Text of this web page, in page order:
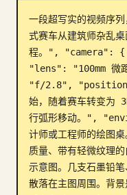
一段超写实的视频序
式赛车从建筑师杂乱
程。", "camera": {
"lens": "100mm 微
"f/2.8", "position":
始，随着赛车转变为
行弧形移动。",
计师或工程师的绘
质量、带有轻微纹理
示意图。几支石墨铅
散落在主图周围。背